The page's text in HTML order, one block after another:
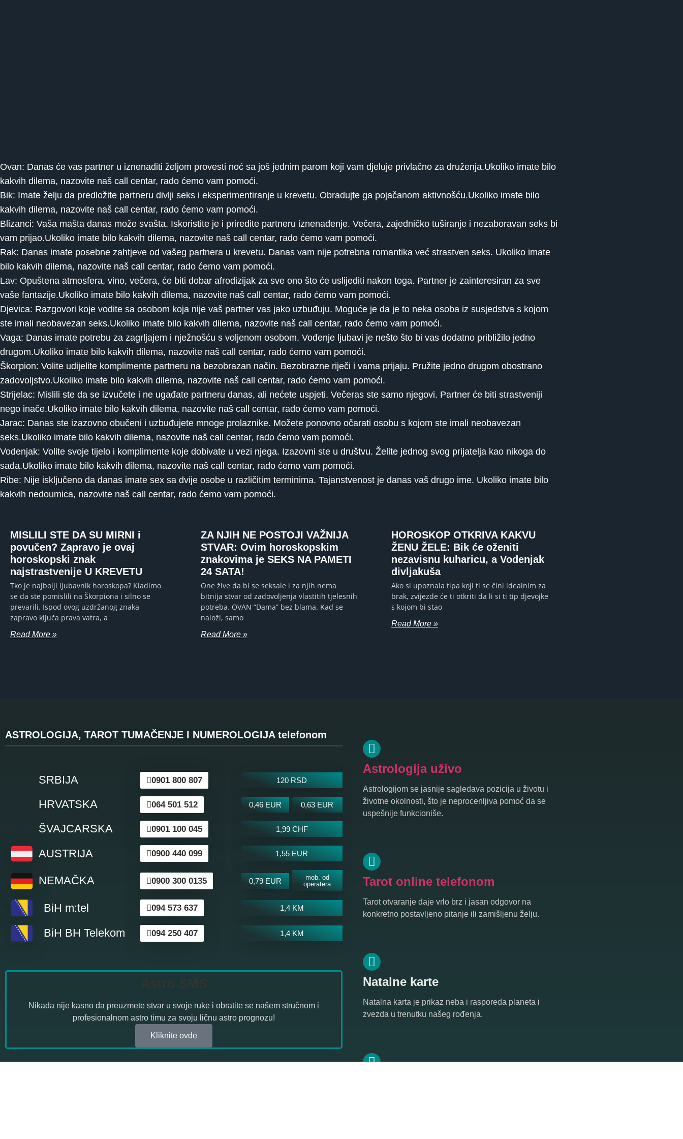
Ovan: Danas će vas partner u iznenaditi željom provesti noć sa još jednim parom koji vam djeluje privlačno za druženja.Ukoliko imate bilo
kakvih dilema, nazovite naš call centar, rado ćemo vam pomoći.
Bik: Imate želju da predložite partneru divlji seks i eksperimentiranje u krevetu. Obradujte ga pojačanom aktivnošću.Ukoliko imate bilo
kakvih dilema, nazovite naš call centar, rado ćemo vam pomoći.
Blizanci: Vaša mašta danas može svašta. Iskoristite je i priredite partneru iznenađenje. Večera, zajedničko tuširanje i nezaboravan seks bi
vam prijao.Ukoliko imate bilo kakvih dilema, nazovite naš call centar, rado ćemo vam pomoći.
Rak: Danas imate posebne zahtjeve od vašeg partnera u krevetu. Danas vam nije potrebna romantika već strastven seks. Ukoliko imate
bilo kakvih dilema, nazovite naš call centar, rado ćemo vam pomoći.
Lav: Opuštena atmosfera, vino, večera, će biti dobar afrodizijak za sve ono što će uslijediti nakon toga. Partner je zainteresiran za sve
vaše fantazije.Ukoliko imate bilo kakvih dilema, nazovite naš call centar, rado ćemo vam pomoći.
Djevica: Razgovori koje vodite sa osobom koja nije vaš partner vas jako uzbuđuju. Moguće je da je to neka osoba iz susjedstva s kojom
ste imali neobavezan seks.Ukoliko imate bilo kakvih dilema, nazovite naš call centar, rado ćemo vam pomoći.
Vaga: Danas imate potrebu za zagrljajem i nježnošću s voljenom osobom. Vođenje ljubavi je nešto što bi vas dodatno približilo jedno
drugom.Ukoliko imate bilo kakvih dilema, nazovite naš call centar, rado ćemo vam pomoći.
Škorpion: Volite udijelite komplimente partneru na bezobrazan način. Bezobrazne riječi i vama prijaju. Pružite jedno drugom obostrano
zadovoljstvo.Ukoliko imate bilo kakvih dilema, nazovite naš call centar, rado ćemo vam pomoći.
Strijelac: Mislili ste da se izvučete i ne ugađate partneru danas, ali nećete uspjeti. Večeras ste samo njegovi. Partner će biti strastveniji
nego inače.Ukoliko imate bilo kakvih dilema, nazovite naš call centar, rado ćemo vam pomoći.
Jarac: Danas ste izazovno obučeni i uzbuđujete mnoge prolaznike. Možete ponovno očarati osobu s kojom ste imali neobavezan
seks.Ukoliko imate bilo kakvih dilema, nazovite naš call centar, rado ćemo vam pomoći.
Vodenjak: Volite svoje tijelo i komplimente koje dobivate u vezi njega. Izazovni ste u društvu. Želite jednog svog prijatelja kao nikoga do
sada.Ukoliko imate bilo kakvih dilema, nazovite naš call centar, rado ćemo vam pomoći.
Ribe: Nije isključeno da danas imate sex sa dvije osobe u različitim terminima. Tajanstvenost je danas vaš drugo ime. Ukoliko imate bilo
kakvih nedoumica, nazovite naš call centar, rado ćemo vam pomoći.
MISLILI STE DA SU MIRNI i
povučen? Zapravo je ovaj
horoskopski znak
najstrastvenije U KREVETU
Tko je najbolji ljubavnik horoskopa? Kladimo
se da ste pomislili na Škorpiona i silno se
prevarili. Ispod ovog uzdržanog znaka
zapravo ključa prava vatra, a
Read More »
ZA NJIH NE POSTOJI VAŽNIJA
STVAR: Ovim horoskopskim
znakovima je SEKS NA PAMETI
24 SATA!
One žive da bi se seksale i za njih nema
bitnija stvar od zadovoljenja vlastitih tjelesnih
potreba. OVAN “Dama” bez blama. Kad se
naloži, samo
Read More »
HOROSKOP OTKRIVA KAKVU
ŽENU ŽELE: Bik će oženiti
nezavisnu kuharicu, a Vodenjak
divljakuša
Ako si upoznala tipa koji ti se čini idealnim za
brak, zvijezde će ti otkriti da li si ti tip djevojke
s kojom bi stao
Read More »
ASTROLOGIJA, TAROT TUMAČENJE I NUMEROLOGIJA telefonom
SRBIJA 0901 800 807 120 RSD
HRVATSKA 064 501 512 0,46 EUR 0,63 EUR
ŠVAJCARSKA 0901 100 045 1,99 CHF
AUSTRIJA 0900 440 099 1,55 EUR
NEMAČKA 0900 300 0135 0,79 EUR
mob. od
operatera
BiH m:tel 094 573 637 1,4 KM
BiH BH Telekom 094 250 407 1,4 KM
Nikada nije kasno da preuzmete stvar u svoje ruke i obratite se našem stručnom i
profesionalnom astro timu za svoju ličnu astro prognozu!
Kliknite ovde
Astrologija uživo
Astrologijom se jasnije sagledava pozicija u životu i
životne okolnosti, što je neprocenljiva pomoć da se
uspešnije funkcioniše.
Tarot online telefonom
Tarot otvaranje daje vrlo brz i jasan odgovor na
konkretno postavljeno pitanje ili zamišljenu želju.
Natalne karte
Natalna karta je prikaz neba i rasporeda planeta i
zvezda u trenutku našeg rođenja.